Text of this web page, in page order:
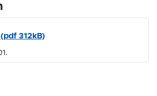
(pdf 312kB)